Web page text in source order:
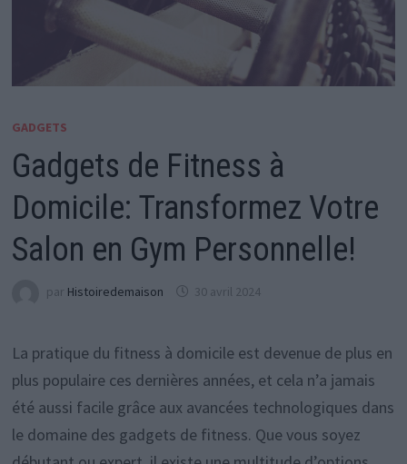
GADGETS
Gadgets de Fitness à
Domicile: Transformez Votre
Salon en Gym Personnelle!
par Histoiredemaison 30 avril 2024
La pratique du fitness à domicile est devenue de plus en
plus populaire ces dernières années, et cela n’a jamais
été aussi facile grâce aux avancées technologiques dans
le domaine des gadgets de fitness. Que vous soyez